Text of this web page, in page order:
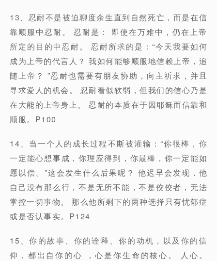
13、忍耐不是被迫聊度余生直到自然死亡，而是在信
靠顺服中忍耐。 忍耐是： 即使在万难中，仍在上帝
所定的目的中忍耐。 忍耐所求的是：“今天我要如何
成为上帝的代言人？ 我如何能够顺服地信赖上帝，追
随上帝？ ”忍耐也需要有朋友协助，向主祈求，并且
寻求爱人的机会。 忍耐看似软弱，但我们的信心乃是
在大能的上帝身上。 忍耐的本质在于因耶稣而信靠和
顺服。P100
14、当一个人的成长过程不断被灌输：“你很棒，你
一定能心想事成，你理应得到，你最棒，你一定能如
愿以偿。”这会发生什么后果呢？ 他迟早会发现，他
自己没有那么行，不是无所不能，不是佼佼者，无法
掌控一切事物。 那么他所剩下的两种选择只有忧郁症
或是否认事实。P124
15、你的故事、你的诠释、你的动机，以及你的信
仰，都出自你的心 ，心是你生命的核心。 人心。